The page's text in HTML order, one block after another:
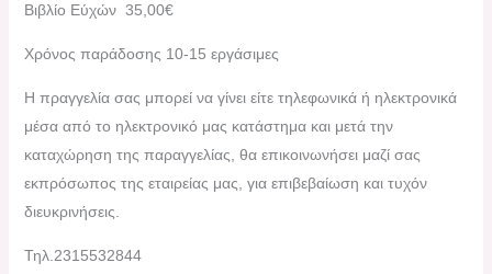
Βιβλίο Εύχών 35,00€
Χρόνος παράδοσης 10-15 εργάσιμες
H πραγγελία σας μπορεί να γίνει είτε τηλεφωνικά ή ηλεκτρονικά
μέσα από το ηλεκτρονικό μας κατάστημα και μετά την
καταχώρηση της παραγγελίας, θα επικοινωνήσει μαζί σας
εκπρόσωπος της εταιρείας μας, για επιβεβαίωση και τυχόν
διευκρινήσεις.
Τηλ.2315532844